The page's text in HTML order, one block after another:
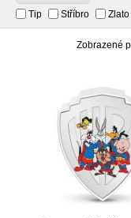
Tip
Stříbro Zlato
Zobrazené